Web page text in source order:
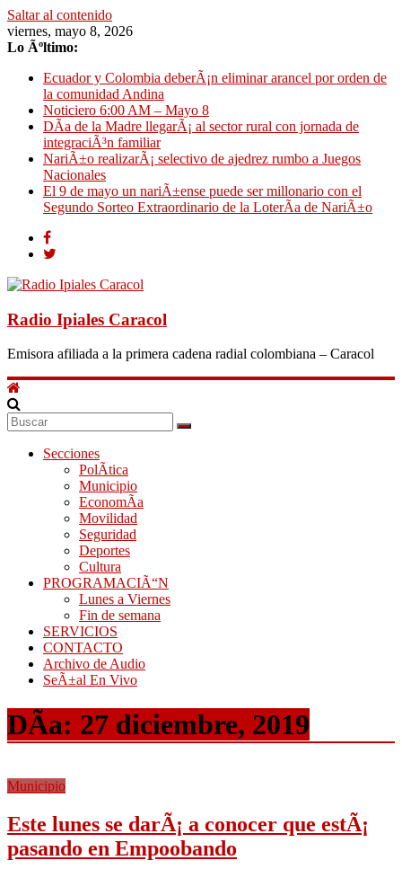
Saltar al contenido
viernes, mayo 8, 2026
Lo Ãºltimo:
Ecuador y Colombia deberÃ¡n eliminar arancel por orden de
la comunidad Andina
Noticiero 6:00 AM – Mayo 8
DÃ­a de la Madre llegarÃ¡ al sector rural con jornada de
integraciÃ³n familiar
NariÃ±o realizarÃ¡ selectivo de ajedrez rumbo a Juegos
Nacionales
El 9 de mayo un nariÃ±ense puede ser millonario con el
Segundo Sorteo Extraordinario de la LoterÃ­a de NariÃ±o
Radio Ipiales Caracol
Emisora afiliada a la primera cadena radial colombiana – Caracol
Secciones
PolÃ­tica
Municipio
EconomÃ­a
Movilidad
Seguridad
Deportes
Cultura
PROGRAMACIÃ“N
Lunes a Viernes
Fin de semana
SERVICIOS
CONTACTO
Archivo de Audio
SeÃ±al En Vivo
DÃ­a: 27 diciembre, 2019
Municipio
Este lunes se darÃ¡ a conocer que estÃ¡
pasando en Empoobando